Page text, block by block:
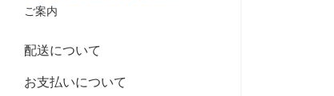
ご案内
配送について
お支払いについて